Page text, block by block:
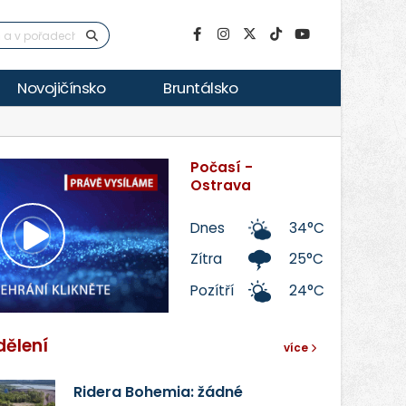
Novojičínsko Bruntálsko
Přehrát
video
Počasí -
Ostrava
Dnes
34°C
Zítra
25°C
Pozítří
24°C
více
Ridera Bohemia: žádné